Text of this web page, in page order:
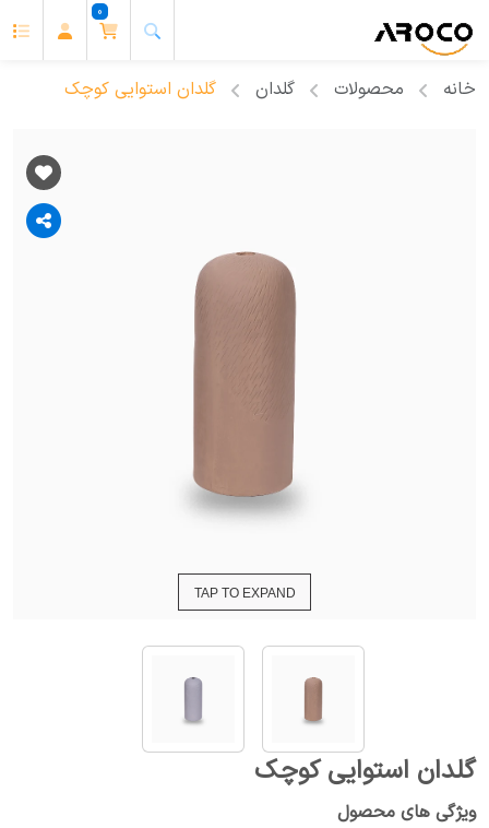
0
خانه محصولات گلدان گلدان استوایی کوچک
TAP TO EXPAND
گلدان استوایی کوچک
ویژگی های محصول